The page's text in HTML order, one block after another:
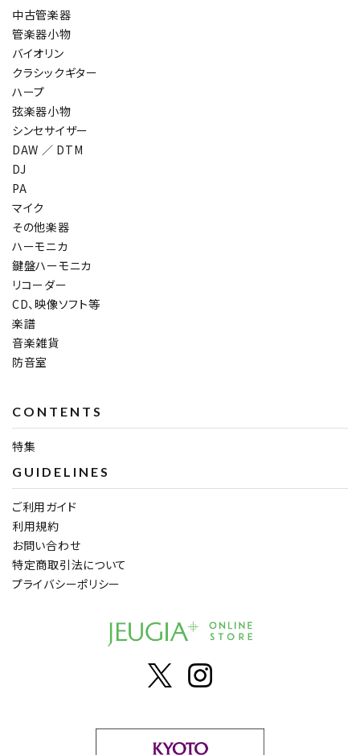
中古管楽器
管楽器小物
バイオリン
クラシックギター
ハープ
弦楽器小物
シンセサイザー
DAW ／ DTM
DJ
PA
マイク
その他楽器
ハーモニカ
鍵盤ハーモニカ
リコーダー
CD、映像ソフト等
楽譜
音楽雑貨
防音室
CONTENTS
特集
GUIDELINES
ご利用ガイド
利用規約
お問い合わせ
特定商取引法について
プライバシーポリシー